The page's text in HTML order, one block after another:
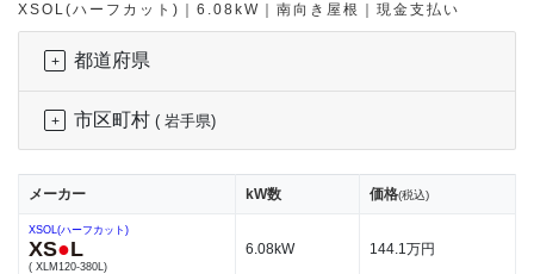
XSOL(ハーフカット)｜6.08kW｜南向き屋根｜現金支払い
都道府県
市区町村 ( 岩手県)
メーカー kW数 価格(税込)
XSOL(ハーフカット)
XS●L
( XLM120-380L)
6.08kW 144.1万円